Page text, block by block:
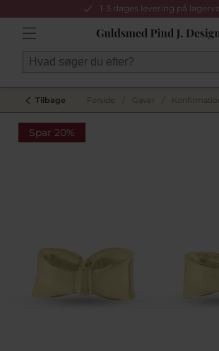
1-3 dages levering på
Tilbage Forside Gaver Konfirmation
Spar 20%